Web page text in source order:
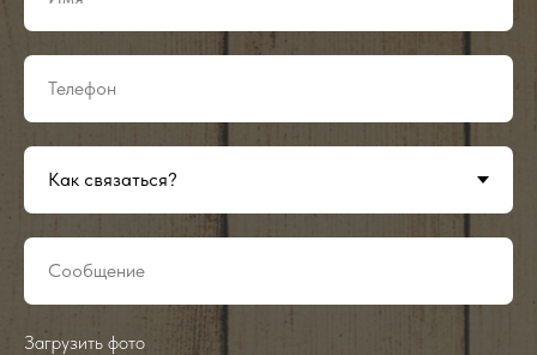
Загрузить фото